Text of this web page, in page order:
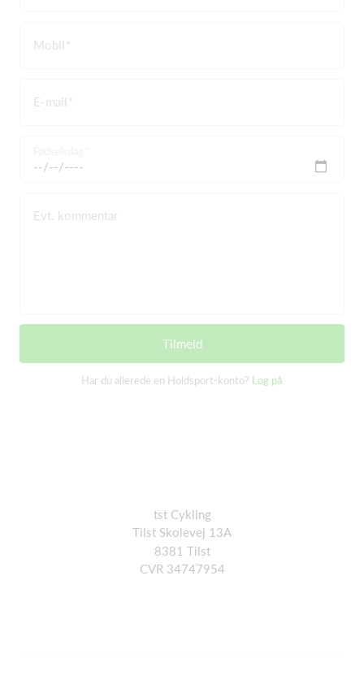
Mobil
E-mail
Evt. kommentar
Tilmeld
Har du allerede en Holdsport-konto? Log på
tst Cykling
Tilst Skolevej 13A
8381 Tilst
CVR 34747954